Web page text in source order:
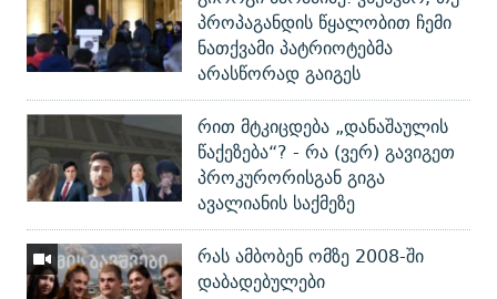
პროპაგანდის წყალობით ჩემი
ნათქვამი პატრიოტებმა
არასწორად გაიგეს
რით მტკიცდება „დანაშაულის
წაქეზება“? - რა (ვერ) გავიგეთ
პროკურორისგან გიგა
ავალიანის საქმეზე
რას ამბობენ ომზე 2008-ში
დაბადებულები